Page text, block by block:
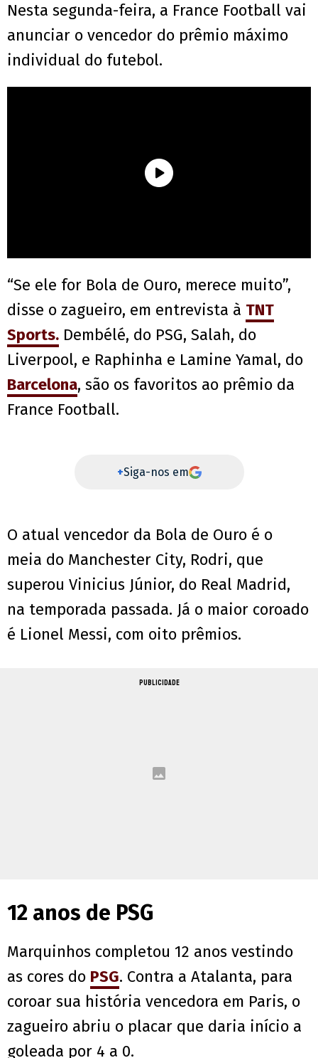
Nesta segunda-feira, a France Football vai
anunciar o vencedor do prêmio máximo
individual do futebol.
“Se ele for Bola de Ouro, merece muito”,
disse o zagueiro, em entrevista à TNT
Sports. Dembélé, do PSG, Salah, do
Liverpool, e Raphinha e Lamine Yamal, do
Barcelona, são os favoritos ao prêmio da
France Football.
+Siga-nos em
O atual vencedor da Bola de Ouro é o
meia do Manchester City, Rodri, que
superou Vinicius Júnior, do Real Madrid,
na temporada passada. Já o maior coroado
é Lionel Messi, com oito prêmios.
PUBLICIDADE
12 anos de PSG
Marquinhos completou 12 anos vestindo
as cores do PSG. Contra a Atalanta, para
coroar sua história vencedora em Paris, o
zagueiro abriu o placar que daria início a
goleada por 4 a 0.